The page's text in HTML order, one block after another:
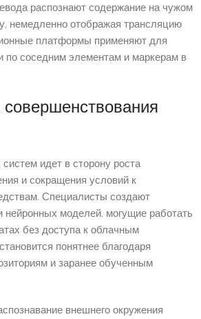
распознают содержание на чужом
немедленно отображая трансляцию
платформы применяют для
по соседним элементам и маркерам в
идет в сторону роста
и сокращения условий к
Специалисты создают
моделей, могущие работать
без доступа к облачным
понятнее благодаря
и заранее обученным
внешнего окружения